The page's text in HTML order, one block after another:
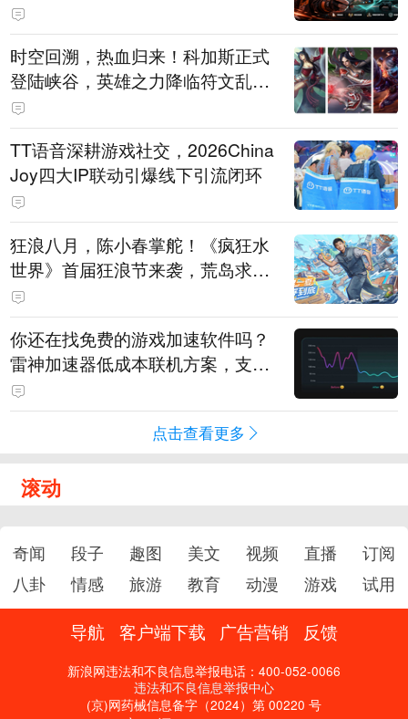
时空回溯，热血归来！科加斯正式
登陆峡谷，英雄之力降临符文乱
斗！
TT语音深耕游戏社交，2026China
Joy四大IP联动引爆线下引流闭环
狂浪八月，陈小春掌舵！《疯狂水
世界》首届狂浪节来袭，荒岛求生
直播即将开启
你还在找免费的游戏加速软件吗？
雷神加速器低成本联机方案，支持
免费试用
点击查看更多
滚动
奇闻 段子 趣图 美文 视频 直播
订阅
八卦
情感 旅游 教育 动漫 游戏 试用
导航 客户端下载 广告营销 反馈
新浪网违法和不良信息举报电话：400-052-0066
违法和不良信息举报中心
(京)网药械信息备字（2024）第 00220 号